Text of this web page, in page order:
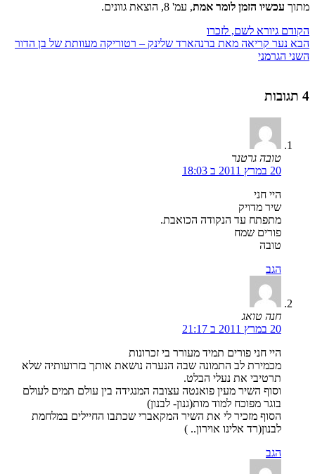
מתוך עכשיו הזמן לומר אמת, עמ' 8, הוצאת גוונים.
הקודם גיורא לשם, לזכרו
הבא נער קריאה מאת ברנהארד שלינק – רטוריקה מעוותת של בן הדור
השני הגרמני
4 תגובות
טובה גרטנר
20 במרץ 2011 ב 18:03
היי חני
שיר מדויק
מתפתח עד הנקודה הכואבת.
פורים שמח
טובה
הגב
חנה טואג
20 במרץ 2011 ב 21:17
היי חני פורים תמיד מעורר בי זכרונות
מכמירת לב התמונה שבה הנערה נושאת אותך בזרועותיה שלא
תרטיבי את נעלי הבלט.
וסוף השיר מעין פואנטה עצובה המנגידה בין עולם תמים לעולם
בוגר מפוכח למוד מות(גנון- לבנון)
הסוף מזכיר לי את השיר המקאברי שכתבו החיילים במלחמת
לבנון(רד אלינו אוירון.. )
הגב